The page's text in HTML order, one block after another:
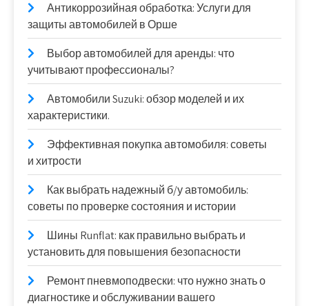
Антикоррозийная обработка: Услуги для
защиты автомобилей в Орше
Выбор автомобилей для аренды: что
учитывают профессионалы?
Автомобили Suzuki: обзор моделей и их
характеристики.
Эффективная покупка автомобиля: советы
и хитрости
Как выбрать надежный б/у автомобиль:
советы по проверке состояния и истории
Шины Runflat: как правильно выбрать и
установить для повышения безопасности
Ремонт пневмоподвески: что нужно знать о
диагностике и обслуживании вашего